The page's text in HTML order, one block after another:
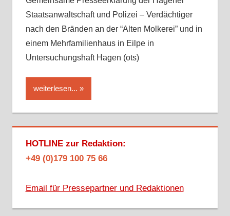
Staatsanwaltschaft und Polizei – Verdächtiger
nach den Bränden an der “Alten Molkerei” und in
einem Mehrfamilienhaus in Eilpe in
Untersuchungshaft Hagen (ots)
weiterlesen...
HOTLINE zur Redaktion:
+49 (0)179 100 75 66
Email für Pressepartner und Redaktionen